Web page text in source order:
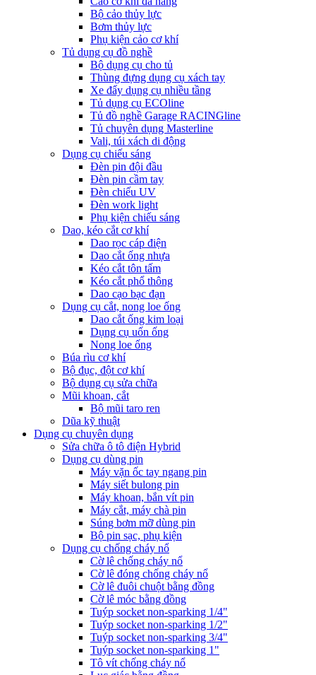
Bộ cảo thủy lực
Bơm thủy lực
Phụ kiện cảo cơ khí
Tủ dụng cụ đồ nghề
Bộ dụng cụ cho tủ
Thùng đựng dụng cụ xách tay
Xe đẩy dụng cụ nhiều tầng
Tủ dụng cụ ECOline
Tủ đồ nghề Garage RACINGline
Tủ chuyên dụng Masterline
Vali, túi xách di động
Dụng cụ chiếu sáng
Đèn pin đội đầu
Đèn pin cầm tay
Đèn chiếu UV
Đèn work light
Phụ kiện chiếu sáng
Dao, kéo cắt cơ khí
Dao rọc cáp điện
Dao cắt ống nhựa
Kéo cắt tôn tấm
Kéo cắt phổ thông
Dao cạo bạc đạn
Dụng cụ cắt, nong loe ống
Dao cắt ống kim loại
Dụng cụ uốn ống
Nong loe ống
Búa rìu cơ khí
Bộ đục, đột cơ khí
Bộ dụng cụ sửa chữa
Mũi khoan, cắt
Bộ mũi taro ren
Dũa kỹ thuật
Dụng cụ chuyên dụng
Sửa chữa ô tô điện Hybrid
Dụng cụ dùng pin
Máy vặn ốc tay ngang pin
Máy siết bulong pin
Máy khoan, bắn vít pin
Máy cắt, máy chà pin
Súng bơm mỡ dùng pin
Bộ pin sạc, phụ kiện
Dụng cụ chống cháy nổ
Cờ lê chống cháy nổ
Cờ lê đóng chống cháy nổ
Cờ lê đuôi chuột bằng đồng
Cờ lê móc bằng đồng
Tuýp socket non-sparking 1/4"
Tuýp socket non-sparking 1/2"
Tuýp socket non-sparking 3/4"
Tuýp socket non-sparking 1"
Tô vít chống cháy nổ